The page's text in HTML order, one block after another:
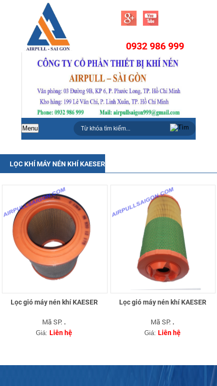
0932 986 999
Menu
LỌC KHÍ MÁY NÉN KHÍ KAESER
Lọc gió máy nén khí KAESER
Mã SP: .
Giá:Liên hệ
Lọc gió máy nén khí KAESER
Mã SP: .
Giá:Liên hệ